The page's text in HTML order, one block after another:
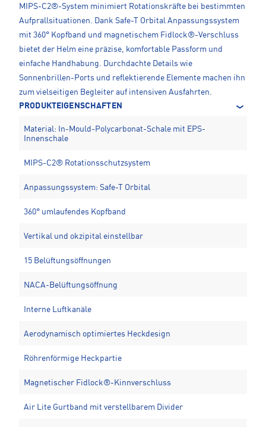
MIPS-C2®-System minimiert Rotationskräfte bei bestimmten
Aufprallsituationen. Dank Safe-T Orbital Anpassungssystem
mit 360° Kopfband und magnetischem Fidlock®-Verschluss
bietet der Helm eine präzise, komfortable Passform und
einfache Handhabung. Durchdachte Details wie
Sonnenbrillen-Ports und reflektierende Elemente machen ihn
zum vielseitigen Begleiter auf intensiven Ausfahrten.
PRODUKTEIGENSCHAFTEN
Material: In-Mould-Polycarbonat-Schale mit EPS-
Innenschale
MIPS-C2® Rotationsschutzsystem
Anpassungssystem: Safe-T Orbital
360° umlaufendes Kopfband
Vertikal und okzipital einstellbar
15 Belüftungsöffnungen
NACA-Belüftungsöffnung
Interne Luftkanäle
Aerodynamisch optimiertes Heckdesign
Röhrenförmige Heckpartie
Magnetischer Fidlock®-Kinnverschluss
Air Lite Gurtband mit verstellbarem Divider